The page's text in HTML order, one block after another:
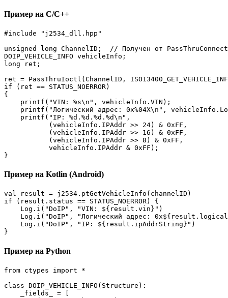
Пример на C/C++
#include "j2534_dll.hpp"
unsigned long ChannelID;  // Получен от PassThruConnect
DOIP_VEHICLE_INFO vehicleInfo;
long ret;
ret = PassThruIoctl(ChannelID,
if (ret == STATUS_NOERROR)
{
    printf("VIN: %s\n", vehicleInfo.VIN);
printf("Логический адрес: 0x%04X\n",
    printf("IP: %d.%d.%d.%d\n",
           (vehicleInfo.IPAddr >> 24) & 0xFF,
           (vehicleInfo.IPAddr >> 16) & 0xFF,
           (vehicleInfo.IPAddr >> 8) & 0xFF,
           vehicleInfo.IPAddr & 0xFF);
}
Пример на Kotlin (Android)
val result = j2534.ptGetVehicleInfo(channelID)
if (result.status == STATUS_NOERROR) {
    Log.i("DoIP", "VIN: ${result.vin}")
Log.i("DoIP", "Логический адрес:
    Log.i("DoIP", "IP: ${result.ipAddrString}")
}
Пример на Python
from ctypes import *
class DOIP_VEHICLE_INFO(Structure):
    _fields_ = [